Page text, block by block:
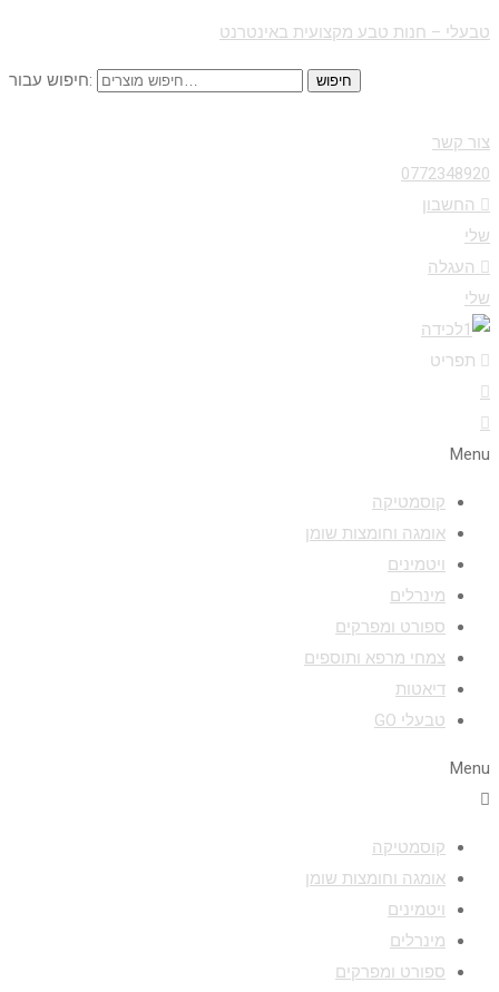
טבעלי – חנות טבע מקצועית באינטרנט
חיפוש עבור: חיפוש
צור קשר
0772348920
החשבון
שלי
העגלה
שלי
תפריט
Menu
קוסמטיקה
אומגה וחומצות שומן
ויטמינים
מינרלים
ספורט ומפרקים
צמחי מרפא ותוספים
דיאטות
טבעלי GO
Menu
קוסמטיקה
אומגה וחומצות שומן
ויטמינים
מינרלים
ספורט ומפרקים